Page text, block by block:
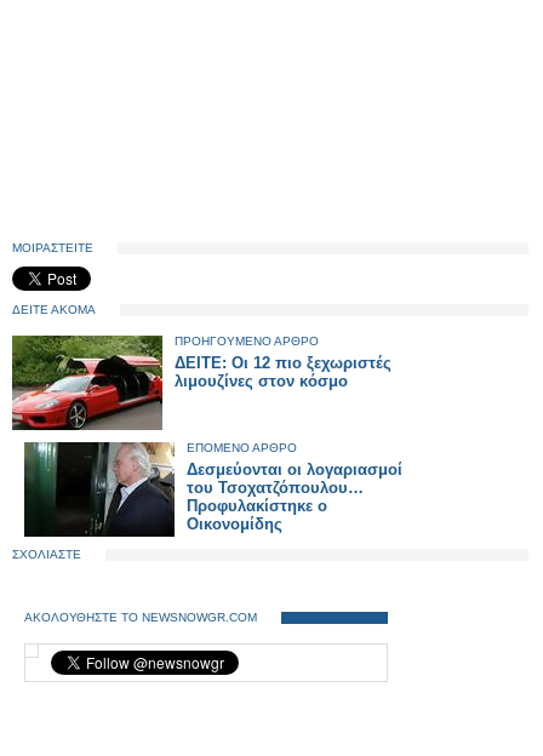
ΜΟΙΡΑΣΤΕΙΤΕ
ΔΕΙΤΕ ΑΚΟΜΑ
ΠΡΟΗΓΟΥΜΕΝΟ ΑΡΘΡΟ
ΔΕΙΤΕ: Οι 12 πιο ξεχωριστές
λιμουζίνες στον κόσμο
ΕΠΟΜΕΝΟ ΑΡΘΡΟ
Δεσμεύονται οι λογαριασμοί
του Τσοχατζόπουλου…
Προφυλακίστηκε ο
Οικονομίδης
ΣΧΟΛΙΑΣΤΕ
ΑΚΟΛΟΥΘΗΣΤΕ ΤΟ NEWSNOWGR.COM